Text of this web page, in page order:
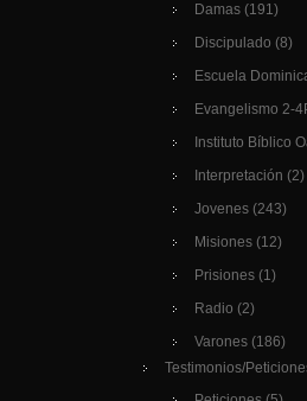
Damas (191)
Discipulado (8)
Escuela
Evangelismo 2-
Instituto Bíblico
Interpretación (2)
Jovenes (243)
Misiones (12)
Prisiones (1)
Radio (2)
Varones (186)
Testimonios/